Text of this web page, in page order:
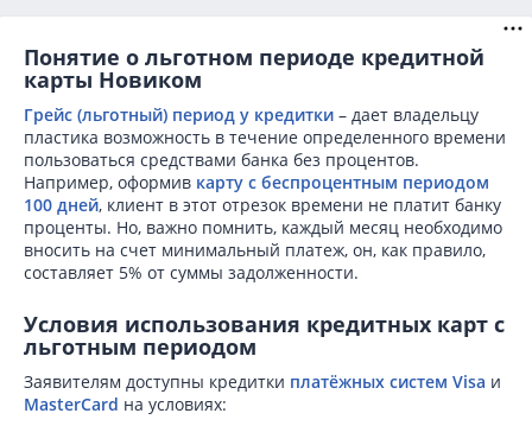
Понятие о льготном периоде кредитной
карты Новиком
Грейс (льготный) период у кредитки – дает владельцу
пластика возможность в течение определенного времени
пользоваться средствами банка без процентов.
Например, оформив карту с беспроцентным периодом
100 дней, клиент в этот отрезок времени не платит банку
проценты. Но, важно помнить, каждый месяц необходимо
вносить на счет минимальный платеж, он, как правило,
составляет 5% от суммы задолженности.
Условия использования кредитных карт с
льготным периодом
Заявителям доступны кредитки платёжных систем Visa и
MasterCard на условиях: